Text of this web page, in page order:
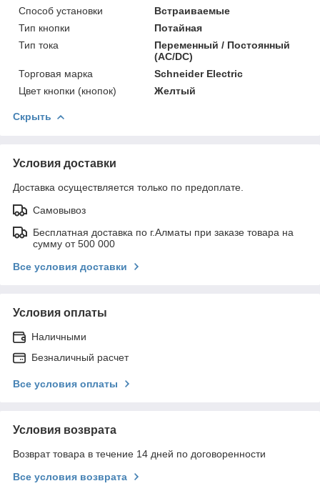
Способ установки
Встраиваемые
Тип кнопки
Потайная
Тип тока
Переменный / Постоянный
(AC/DC)
Торговая марка
Schneider Electric
Цвет кнопки (кнопок)
Желтый
Скрыть
Условия доставки
Доставка осуществляется только по предоплате.
Самовывоз
Бесплатная доставка по г.Алматы при заказе товара на
сумму от 500 000
Все условия доставки
Условия оплаты
Наличными
Безналичный расчет
Все условия оплаты
Условия возврата
Возврат товара в течение 14 дней по договоренности
Все условия возврата